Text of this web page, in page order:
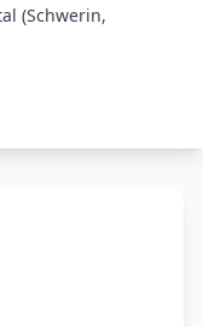
(Schwerin,